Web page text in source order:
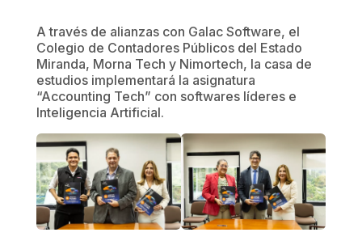
A través de alianzas con Galac Software, el
Colegio de Contadores Públicos del Estado
Miranda, Morna Tech y Nimortech, la casa de
estudios implementará la asignatura
“Accounting Tech” con softwares líderes e
Inteligencia Artificial.